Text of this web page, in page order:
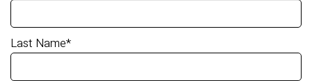
Last Name*